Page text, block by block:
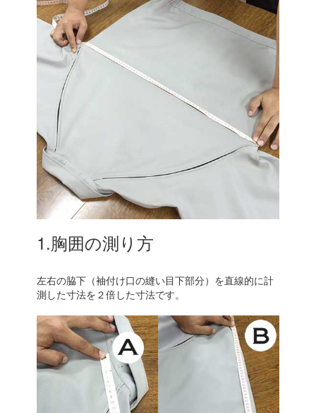
1.胸囲の測り方
左右の脇下（袖付け口の縫い目下部分）を直線的に計
測した寸法を２倍した寸法です。